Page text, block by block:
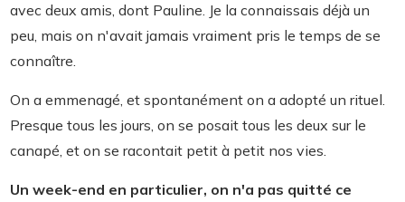
avec deux amis, dont Pauline. Je la connaissais déjà un
peu, mais on n'avait jamais vraiment pris le temps de se
connaître.
On a emmenagé, et spontanément on a adopté un rituel.
Presque tous les jours, on se posait tous les deux sur le
canapé, et on se racontait petit à petit nos vies.
Un week-end en particulier, on n'a pas quitté ce